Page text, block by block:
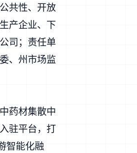
共性、开放
产企业、下
司；责任单
、州市场监
药材集散中
驻平台，打
智能化融